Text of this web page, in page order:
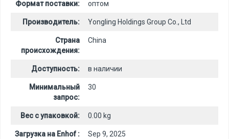
Формат поставки: оптом
Производитель: Yongling Holdings Group Co., Ltd
Страна
происхождения:
China
Доступность: в наличии
Минимальный
запрос:
30
Вес с упаковкой: 0.00 kg
Загрузка на Enhof : Sep 9, 2025